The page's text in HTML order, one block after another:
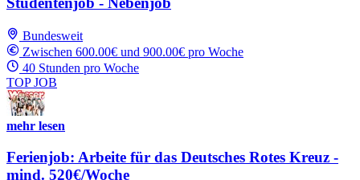
Bundesweit
Zwischen 600.00€ und 900.00€ pro Woche
40 Stunden pro Woche
TOP JOB
mehr lesen
Ferienjob: Arbeite für das Deutsches Rotes Kreuz -
mind. 520€/Woche